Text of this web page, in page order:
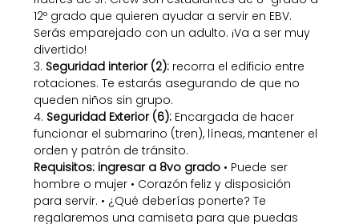
12º grado que quieren ayudar a servir en EBV.
Serás emparejado con un adulto. ¡Va a ser muy
divertido!
3. Seguridad interior (2): recorra el edificio entre
rotaciones. Te estarás asegurando de que no
queden niños sin grupo.
4. Seguridad Exterior (6): Encargada de hacer
funcionar el submarino (tren), líneas, mantener el
orden y patrón de tránsito.
Requisitos: ingresar a 8vo grado • Puede ser
hombre o mujer • Corazón feliz y disposición
para servir. • ¿Qué deberías ponerte? Te
regalaremos una camiseta para que puedas